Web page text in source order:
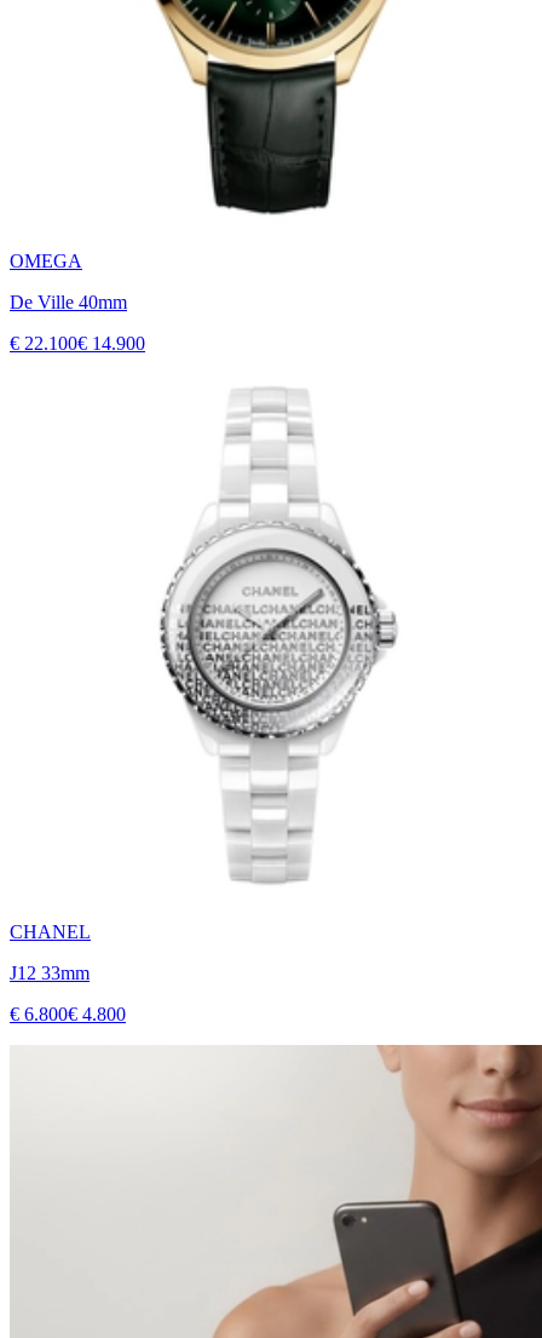
OMEGA
De Ville 40mm
€ 22.100€ 14.900
CHANEL
J12 33mm
€ 6.800€ 4.800